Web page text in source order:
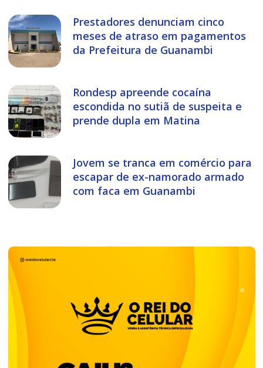
Prestadores denunciam cinco
meses de atraso em pagamentos
da Prefeitura de Guanambi
Rondesp apreende cocaína
escondida no sutiã de suspeita e
prende dupla em Matina
Jovem se tranca em comércio para
escapar de ex-namorado armado
com faca em Guanambi